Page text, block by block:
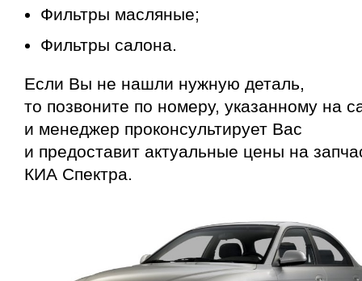
Фильтры масляные;
Фильтры салона.
Если Вы не нашли нужную деталь,
то позвоните по номеру, указанному на
и менеджер проконсультирует Вас
и предоставит актуальные цены на
КИА Спектра.